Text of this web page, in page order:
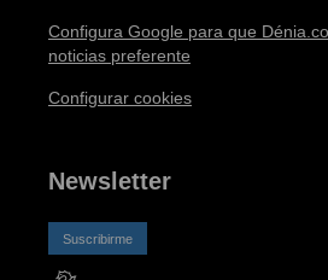
Configura Google para que
noticias preferente
Configurar cookies
Newsletter
Suscribirme